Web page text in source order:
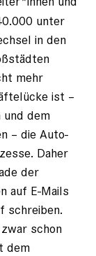
unter
in den
mehr
ist –
und dem
– die Auto-
Daher
der
auf E-Mails
schreiben.
schon
dem